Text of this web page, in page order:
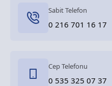
Sabit Telefon
0 216 701 16 17
Cep Telefonu
0 535 325 07 37